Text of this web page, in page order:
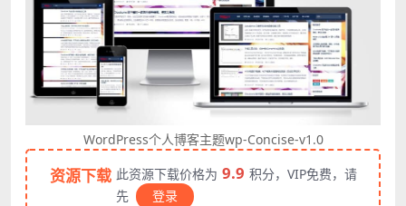
WordPress个人博客主题wp-Concise-v1.0
资源下载 此资源下载价格为 9.9 积分，VIP免费，请
先
登录